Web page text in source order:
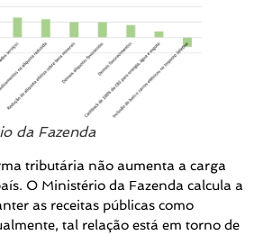
da Fazenda
tributária não aumenta a carga
O Ministério da Fazenda calcula a
as receitas públicas como
tal relação está em torno de